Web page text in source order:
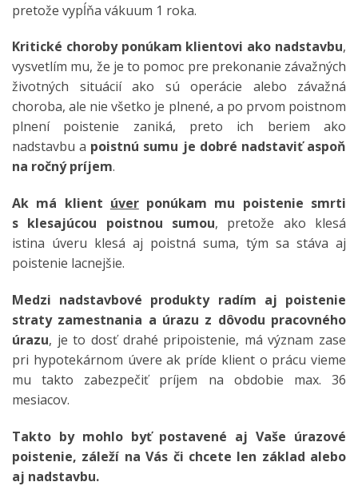
pretože vypĺňa vákuum 1 roka.
Kritické choroby ponúkam klientovi ako nadstavbu,
vysvetlím mu, že je to pomoc pre prekonanie závažných
životných situácií ako sú operácie alebo závažná
choroba, ale nie všetko je plnené, a po prvom poistnom
plnení poistenie zaniká, preto ich beriem ako
nadstavbu a poistnú sumu je dobré nadstaviť aspoň
na ročný príjem.
Ak má klient úverponúkam mu poistenie smrti
s klesajúcou poistnou sumou, pretože ako klesá
istina úveru klesá aj poistná suma, tým sa stáva aj
poistenie lacnejšie.
Medzi nadstavbové produkty radím aj poistenie
straty zamestnania a úrazu z dôvodu pracovného
úrazu, je to dosť drahé pripoistenie, má význam zase
pri hypotekárnom úvere ak príde klient o prácu vieme
mu takto zabezpečiť príjem na obdobie max. 36
mesiacov.
Takto by mohlo byť postavené aj Vaše úrazové
poistenie, záleží na Vás či chcete len základ alebo
aj nadstavbu.